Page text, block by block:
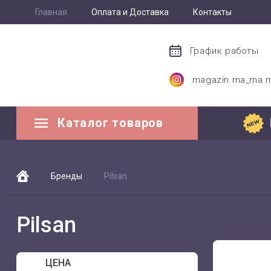
Главная Оплата и Доставка Контакты
График работы
Каталог товаров
Бренды Pilsan
Pilsan
ЦЕНА